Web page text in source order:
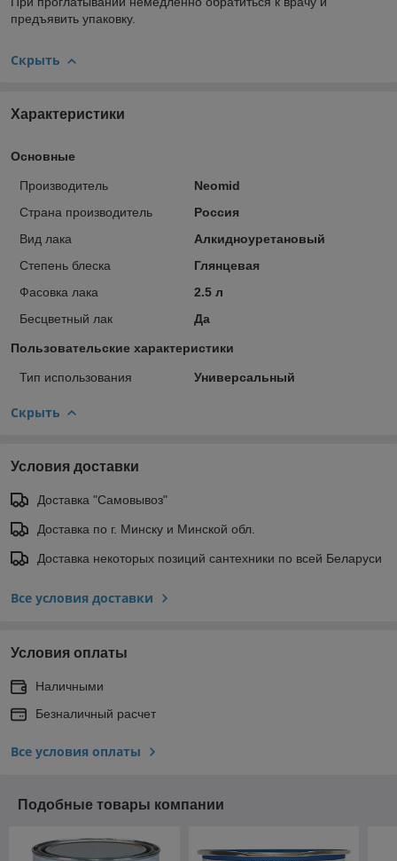
предъявить упаковку.
Скрыть
Характеристики
Основные
Производитель
Neomid
Страна производитель
Россия
Вид лака
Алкидноуретановый
Степень блеска
Глянцевая
Фасовка лака
2.5 л
Бесцветный лак
Да
Пользовательские характеристики
Тип использования Универсальный
Скрыть
Условия доставки
Доставка "Самовывоз"
Доставка по г. Минску и Минской обл.
Доставка некоторых позиций сантехники по всей Беларуси
Все условия доставки
Условия оплаты
Наличными
Безналичный расчет
Все условия оплаты
Подобные товары компании